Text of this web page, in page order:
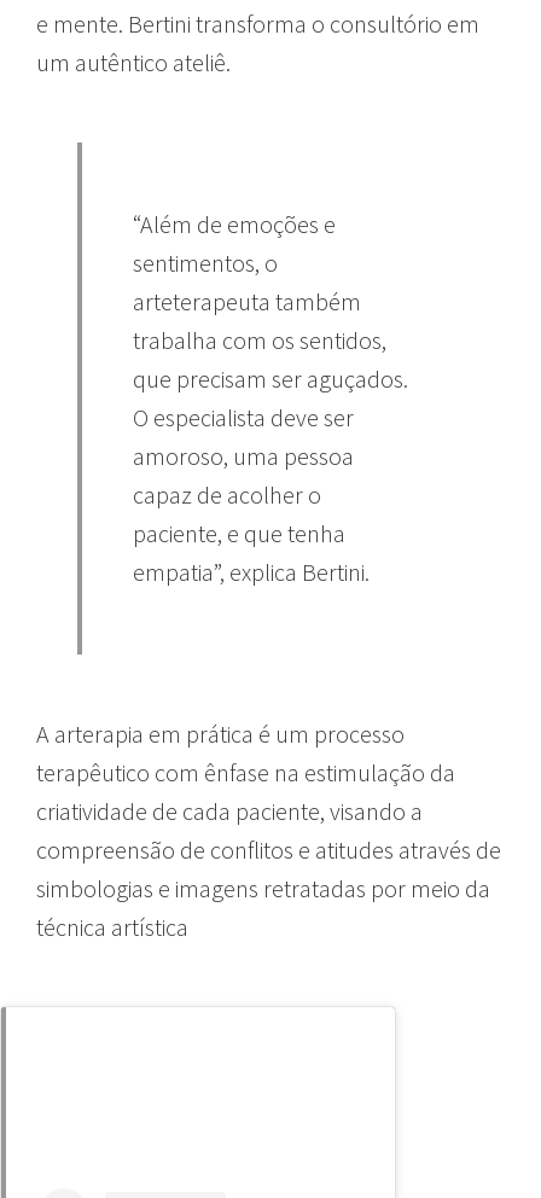
e mente. Bertini transforma o consultório em
um autêntico ateliê.
“Além de emoções e
sentimentos, o
arteterapeuta também
trabalha com os sentidos,
que precisam ser aguçados.
O especialista deve ser
amoroso, uma pessoa
capaz de acolher o
paciente, e que tenha
empatia”, explica Bertini.
A arterapia em prática é um processo
terapêutico com ênfase na estimulação da
criatividade de cada paciente, visando a
compreensão de conflitos e atitudes através de
simbologias e imagens retratadas por meio da
técnica artística